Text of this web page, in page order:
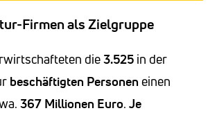
Firmen als Zielgruppe
die3.525 in der
beschäftigten Personen einen
367 Millionen Euro. Je